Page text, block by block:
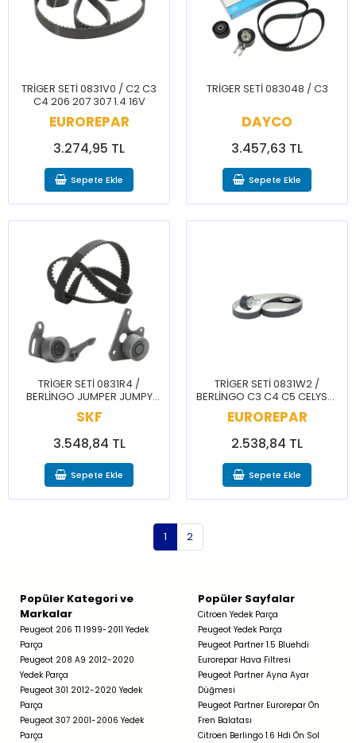
TRİGER SETİ 0831V0 / C2 C3
C4 206 207 307 1.4 16V
EUROREPAR
3.274,95 TL
Sepete Ekle
TRİGER SETİ 083048 / C3
DAYCO
3.457,63 TL
Sepete Ekle
TRİGER SETİ 0831R4 /
BERLİNGO JUMPER JUMPY
XSARA 206 BOXER EXPERT
PARTNER
SKF
3.548,84 TL
Sepete Ekle
TRİGER SETİ 0831W2 /
BERLİNGO C3 C4 C5 CELYSEE
DS5 2008 207 208 3008 301
308 5008 508 PARTNER
RİFTER
EUROREPAR
2.538,84 TL
Sepete Ekle
1 2
Popüler Kategori ve
Markalar
Peugeot 206 T1 1999-2011 Yedek
Parça
Peugeot 208 A9 2012-2020
Yedek Parça
Peugeot 301 2012-2020 Yedek
Parça
Peugeot 307 2001-2006 Yedek
Parça
Popüler Sayfalar
Citroen Yedek Parça
Peugeot Yedek Parça
Peugeot Partner 1.5 Bluehdi
Eurorepar Hava Filtresi
Peugeot Partner Ayna Ayar
Düğmesi
Peugeot Partner Eurorepar Ön
Fren Balatası
Citroen Berlingo 1.6 Hdi Ön Sol